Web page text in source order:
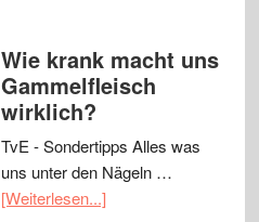
Wie krank macht uns
Gammelfleisch
wirklich?
TvE - Sondertipps Alles was
uns unter den Nägeln …
[Weiterlesen...]